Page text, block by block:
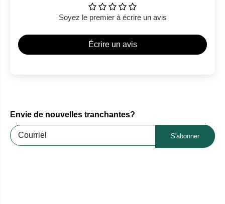
Soyez le premier à écrire un avis
Écrire un avis
Envie de nouvelles tranchantes?
S'abonner